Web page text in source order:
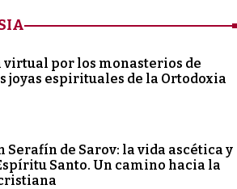
por los monasterios de
joyas espirituales de la Ortodoxia
Serafín de Sarov: la vida ascética y
Santo. Un camino hacia la